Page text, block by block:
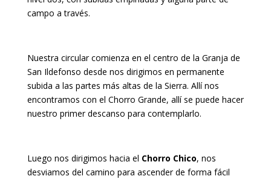
campo a través.
Nuestra circular comienza en el centro de la Granja de
San Ildefonso desde nos dirigimos en permanente
subida a las partes más altas de la Sierra. Allí nos
encontramos con el Chorro Grande, allí se puede hacer
nuestro primer descanso para contemplarlo.
Luego nos dirigimos hacia el Chorro Chico, nos
desviamos del camino para ascender de forma fácil